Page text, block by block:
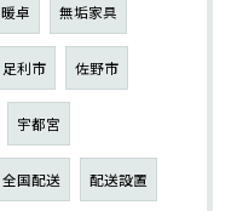
暖卓 無垢家具
足利市 佐野市
宇都宮
全国配送 配送設置